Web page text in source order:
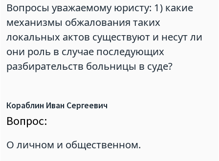
Вопросы уважаемому юристу: 1) какие
механизмы обжалования таких
локальных актов существуют и несут ли
они роль в случае последующих
разбирательств больницы в суде?
Кораблин Иван Сергеевич
Вопрос:
О личном и общественном.